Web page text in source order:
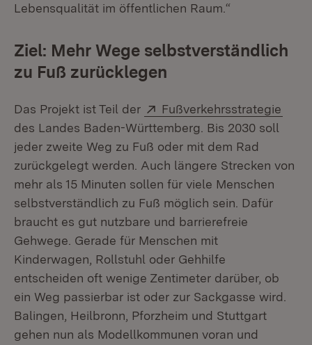
Lebensqualität im öffentlichen Raum.“
Ziel: Mehr Wege selbstverständlich
zu Fuß zurücklegen
Das Projekt ist Teil der Extern:
Fußverkehrsstrategie
des Landes Baden-Württemberg. Bis 2030 soll
jeder zweite Weg zu Fuß oder mit dem Rad
zurückgelegt werden. Auch längere Strecken von
mehr als 15 Minuten sollen für viele Menschen
selbstverständlich zu Fuß möglich sein. Dafür
braucht es gut nutzbare und barrierefreie
Gehwege. Gerade für Menschen mit
Kinderwagen, Rollstuhl oder Gehhilfe
entscheiden oft wenige Zentimeter darüber, ob
ein Weg passierbar ist oder zur Sackgasse wird.
Balingen, Heilbronn, Pforzheim und Stuttgart
gehen nun als Modellkommunen voran und